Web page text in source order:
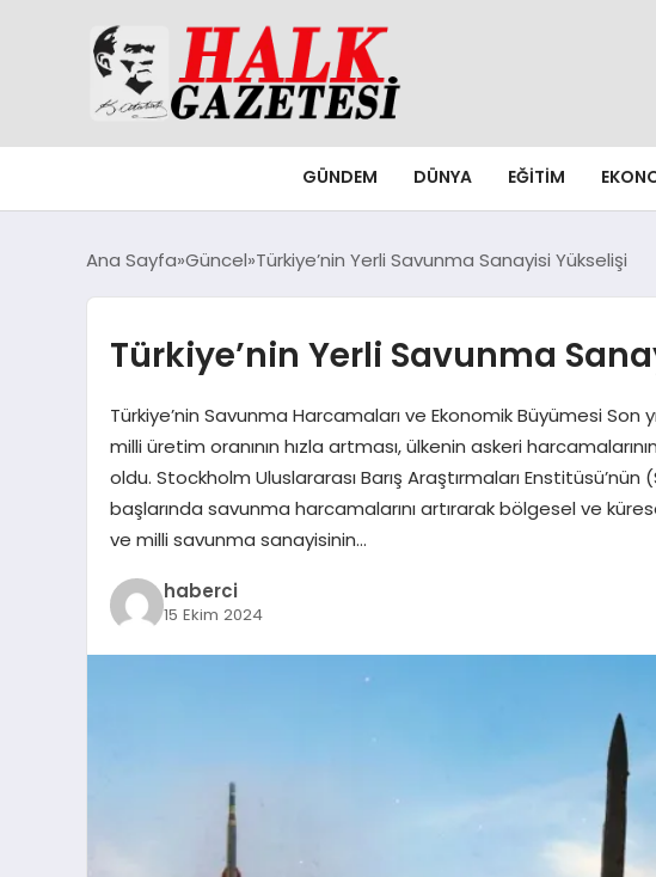
GÜNDEM DÜNYA EĞITIM
Ana Sayfa Güncel Türkiye’nin Yerli Savunma Sanayisi Yükselişi
Türkiye’nin Yerli Savunma
Türkiye’nin Savunma Harcamaları ve Ekonomik Büyümesi
milli üretim oranının hızla artması, ülkenin askeri
oldu. Stockholm Uluslararası Barış Araştırmaları Enstitüsü’nün
başlarında savunma harcamalarını artırarak bölgesel ve
ve milli savunma sanayisinin…
haberci
15 Ekim 2024